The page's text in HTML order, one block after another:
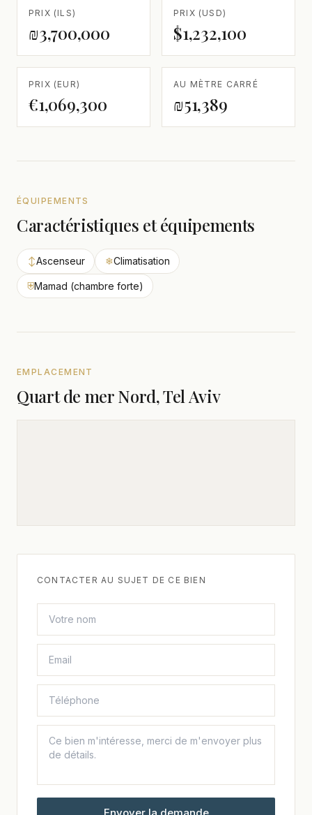
PRIX (ILS)
₪3,700,000
PRIX (USD)
$1,232,100
PRIX (EUR)
€1,069,300
AU MÈTRE CARRÉ
₪51,389
ÉQUIPEMENTS
Caractéristiques et équipements
↕Ascenseur ❄Climatisation
⛨Mamad (chambre forte)
EMPLACEMENT
Quart de mer Nord, Tel Aviv
CONTACTER AU SUJET DE CE BIEN